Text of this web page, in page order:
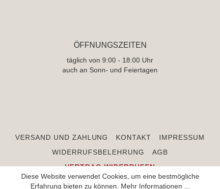
VERSAND UND ZAHLUNG KONTAKT
IMPRESSUM
WIDERRUFSBELEHRUNG
AGB
VERTRAG WIDERRUFEN
ÖFFNUNGSZEITEN
täglich von 9:00 - 18:00 Uhr
auch an Sonn- und Feiertagen
Diese Website verwendet Cookies, um eine bestmögliche
Erfahrung bieten zu können. Mehr Informationen ...